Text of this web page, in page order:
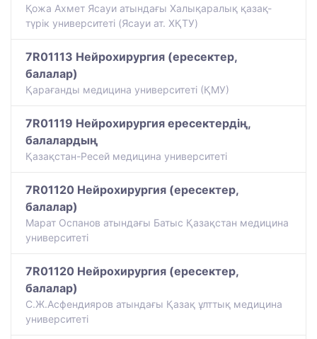
Қожа Ахмет Ясауи атындағы Халықаралық қазақ-
түрiк университетi (Ясауи ат. ХҚТУ)
7R01113 Нейрохирургия (ересектер,
балалар)
Қарағанды медицина университеті (ҚМУ)
7R01119 Нейрохирургия ересектердің,
балалардың
Қазақстан-Ресей медицина университеті
7R01120 Нейрохирургия (ересектер,
балалар)
Марат Оспанов атындағы Батыс Қазақстан медицина
университеті
7R01120 Нейрохирургия (ересектер,
балалар)
С.Ж.Асфендияров атындағы Қазақ ұлттық медицина
университеті